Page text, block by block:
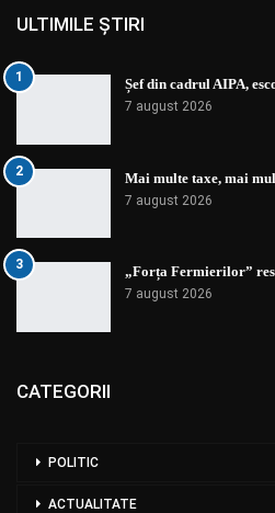
ULTIMILE ȘTIRI
1 Șef din cadrul AIPA,
7 august 2026
2 Mai multe taxe, mai
7 august 2026
3 „Forța Fermierilor”
7 august 2026
CATEGORII
POLITIC
ACTUALITATE